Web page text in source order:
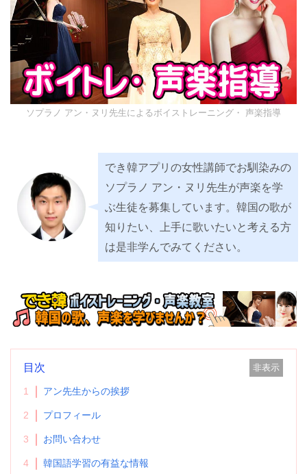
ソプラノ アン・ヌリ先生によるボイストレーニング・ 声楽指導
でき韓アプリの女性講師でお馴染み
のソプラノ アン・ヌリ先生が声楽
を学ぶ生徒を募集しています。韓国
の歌が知りたい、上手に歌いたいと
考える方は是非学んでみてくださ
い。
非表示
【2026年10月試験】TOPIKの神 クォン先生のトピック対策講座
（オンライングループ）10回で高得点と合格を目指せ！
実績と詳細はタップ★（Ⓧを押すと、もう出ませ